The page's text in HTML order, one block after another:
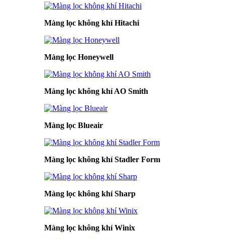
Màng lọc không khí Hitachi
Màng lọc Honeywell
Màng lọc không khí AO Smith
Màng lọc Blueair
Màng lọc không khí Stadler Form
Màng lọc không khí Sharp
Màng lọc không khí Winix